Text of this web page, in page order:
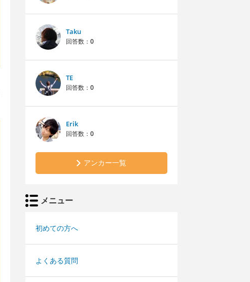
Taku
回答数： 0
TE
回答数： 0
Erik
回答数： 0
アンカー一覧
メニュー
初めての方へ
よくある質問